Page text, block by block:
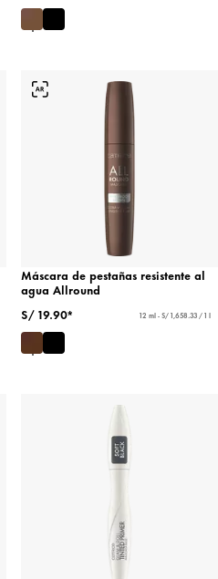
Máscara de pestañas resistente al
agua Allround
S/ 19.90*
12 ml - S/ 1,658.33 / 1 l